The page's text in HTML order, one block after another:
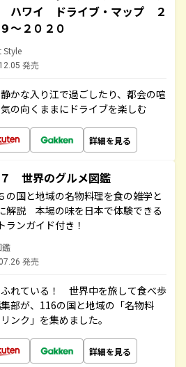
ハワイ ドライブ・マップ ２
～２０２０
Style
発売
かな入り江で過ごしたり、都会の喧
の向くままにドライブを楽しむ
詳細を見る
世界のグルメ図鑑
の国と地域の名物料理を食の雑学と
解説 本場の味を日本で体験できる
ランガイド付き！
鑑
発売
れている！ 世界中を旅して食べ歩
部が、116の国と地域の「名物料
ンク」を集めました。
詳細を見る